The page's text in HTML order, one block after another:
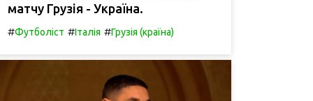
матчу Грузія - Україна.
#Футболіст #Італія #Грузія (країна)